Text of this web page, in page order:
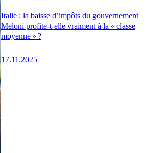
Italie : la baisse d’impôts du gouvernement
Meloni profite-t-elle vraiment à la « classe
moyenne » ?
17.11.2025